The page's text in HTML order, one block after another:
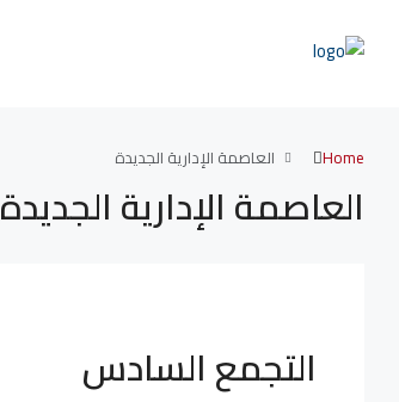
Home العاصمة الإدارية الجديدة
العاصمة الإدارية الجديدة
التجمع السادس